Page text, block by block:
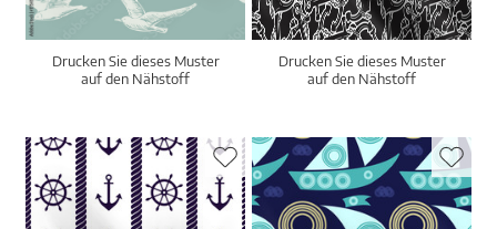
Drucken Sie dieses Muster
auf den Nähstoff
Drucken Sie dieses Muster
auf den Nähstoff